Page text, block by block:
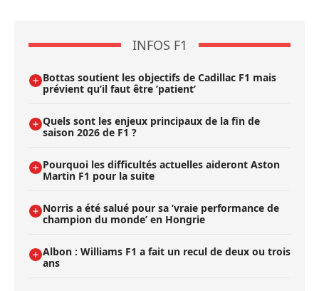
INFOS F1
Bottas soutient les objectifs de Cadillac F1 mais
prévient qu’il faut être ’patient’
Quels sont les enjeux principaux de la fin de
saison 2026 de F1 ?
Pourquoi les difficultés actuelles aideront Aston
Martin F1 pour la suite
Norris a été salué pour sa ’vraie performance de
champion du monde’ en Hongrie
Albon : Williams F1 a fait un recul de deux ou trois
ans